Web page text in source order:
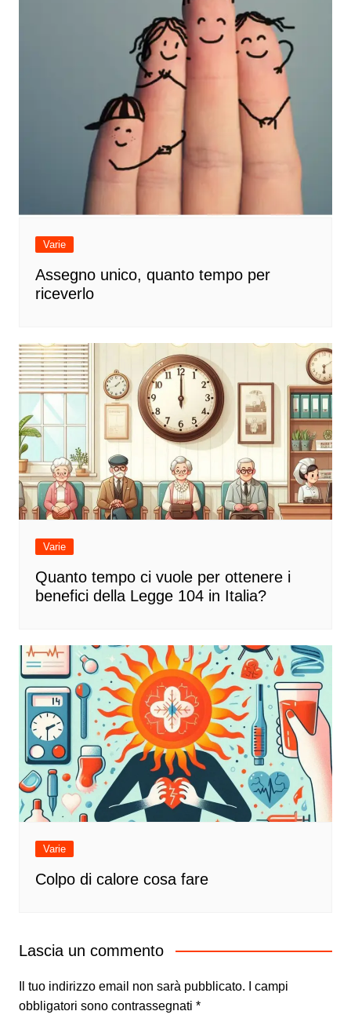
Varie
Assegno unico, quanto tempo per
riceverlo
Varie
Quanto tempo ci vuole per ottenere i
benefici della Legge 104 in Italia?
Varie
Colpo di calore cosa fare
Lascia un commento
Il tuo indirizzo email non sarà pubblicato.
I campi
obbligatori sono contrassegnati *